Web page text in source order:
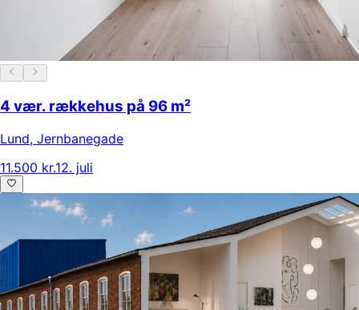
4 vær. rækkehus på 96 m²
Lund, Jernbanegade
11.500 kr.12. juli